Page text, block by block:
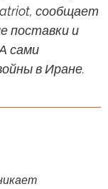
сообщает
поставки и
сами
в Иране.